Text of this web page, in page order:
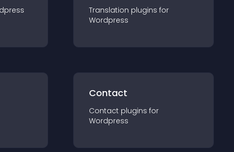
Translation plugins for
Wordpress
Contact
Contact plugins for
Wordpress